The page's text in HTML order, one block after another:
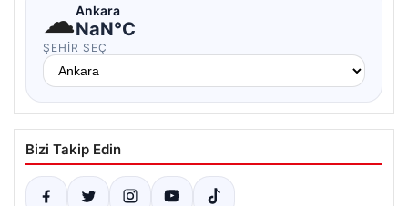
☁Ankara
NaN°C
ŞEHIR SEÇ
Bizi Takip Edin